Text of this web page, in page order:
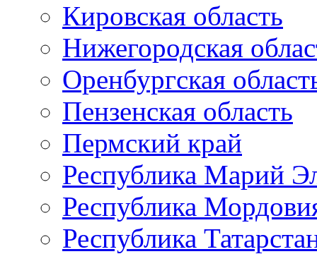
Кировская область
Нижегородская
Оренбургская
Пензенская область
Пермский край
Республика Марий
Республика
Республика